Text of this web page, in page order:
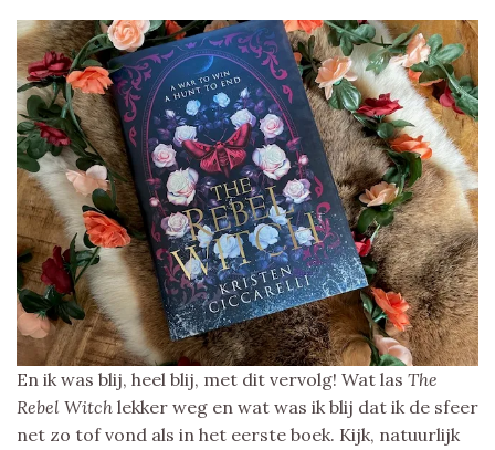
En ik was blij, heel blij, met dit vervolg! Wat las The
Rebel Witch lekker weg en wat was ik blij dat ik de sfeer
net zo tof vond als in het eerste boek. Kijk, natuurlijk